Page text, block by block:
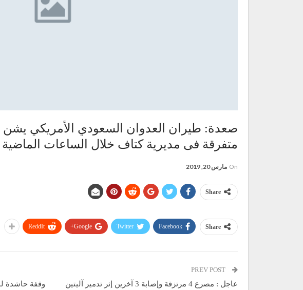
متفرقة فى مديرية كتاف خلال الساعات الماضية
On مارس 20, 2019
Share
Share
Facebook
Twitter
Google+
ReddIt
عاجل : مصرع 4 مرتزقة وإصابة 3 آخرين إثر تدمير آليتين
وقفة حاشدة